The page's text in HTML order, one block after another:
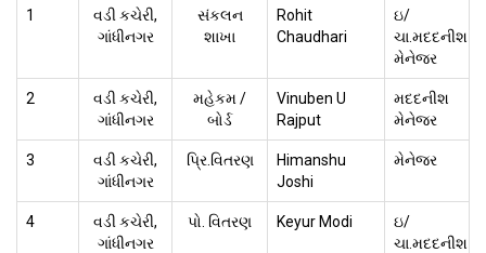
1
વડી કચેરી,
ગાંધીનગર
સંકલન
શાખા
Rohit
Chaudhari
ઇ/
ચા.મદદનીશ
મેનેજર
2
વડી કચેરી,
ગાંધીનગર
મહેકમ /
બોર્ડ
Vinuben U
Rajput
મદદનીશ
મેનેજર
3
વડી કચેરી,
ગાંધીનગર
પ્રિ.વિતરણ
Himanshu
Joshi
મેનેજર
4
વડી કચેરી,
ગાંધીનગર
પો. વિતરણ Keyur Modi
ઇ/
ચા.મદદનીશ